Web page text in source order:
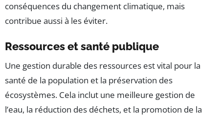
conséquences du changement climatique, mais
contribue aussi à les éviter.
Ressources et santé publique
Une gestion durable des ressources est vital pour la
santé de la population et la préservation des
écosystèmes. Cela inclut une meilleure gestion de
l’eau, la réduction des déchets, et la promotion de la